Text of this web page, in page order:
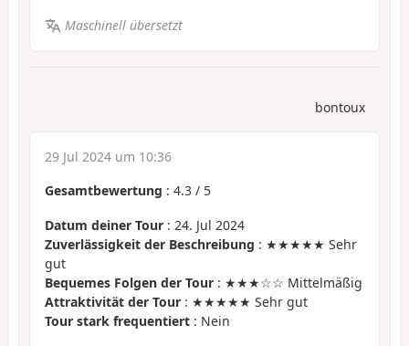
Maschinell übersetzt
bontoux
29 Jul 2024 um 10:36
Gesamtbewertung : 4.3 / 5
Datum deiner Tour : 24. Jul 2024
Zuverlässigkeit der Beschreibung : ★★★★★ Sehr
gut
Bequemes Folgen der Tour : ★★★☆☆ Mittelmäßig
Attraktivität der Tour : ★★★★★ Sehr gut
Tour stark frequentiert : Nein